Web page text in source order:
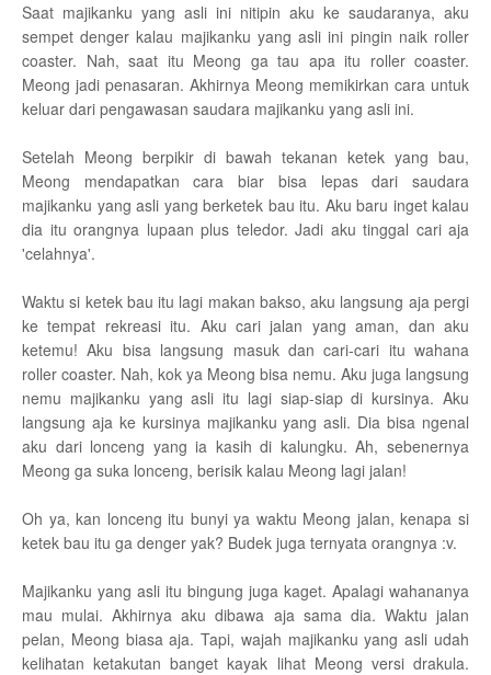
Saat majikanku yang asli ini nitipin aku ke saudaranya, aku
sempet denger kalau majikanku yang asli ini pingin naik roller
coaster. Nah, saat itu Meong ga tau apa itu roller coaster.
Meong jadi penasaran. Akhirnya Meong memikirkan cara untuk
keluar dari pengawasan saudara majikanku yang asli ini.
Setelah Meong berpikir di bawah tekanan ketek yang bau,
Meong mendapatkan cara biar bisa lepas dari saudara
majikanku yang asli yang berketek bau itu. Aku baru inget kalau
dia itu orangnya lupaan plus teledor. Jadi aku tinggal cari aja
'celahnya'.
Waktu si ketek bau itu lagi makan bakso, aku langsung aja pergi
ke tempat rekreasi itu. Aku cari jalan yang aman, dan aku
ketemu! Aku bisa langsung masuk dan cari-cari itu wahana
roller coaster. Nah, kok ya Meong bisa nemu. Aku juga langsung
nemu majikanku yang asli itu lagi siap-siap di kursinya. Aku
langsung aja ke kursinya majikanku yang asli. Dia bisa ngenal
aku dari lonceng yang ia kasih di kalungku. Ah, sebenernya
Meong ga suka lonceng, berisik kalau Meong lagi jalan!
Oh ya, kan lonceng itu bunyi ya waktu Meong jalan, kenapa si
ketek bau itu ga denger yak? Budek juga ternyata orangnya :v.
Majikanku yang asli itu bingung juga kaget. Apalagi wahananya
mau mulai. Akhirnya aku dibawa aja sama dia. Waktu jalan
pelan, Meong biasa aja. Tapi, wajah majikanku yang asli udah
kelihatan ketakutan banget kayak lihat Meong versi drakula.